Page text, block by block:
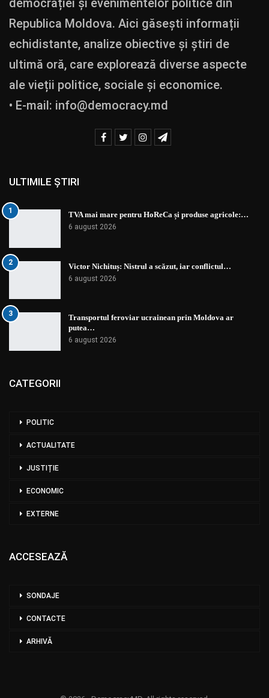
Republica Moldova. Aici găsești informații
echidistante, analize obiective și știri de
ultimă oră, care explorează diverse aspecte
ale vieții politice, sociale și economice.
• E-mail: info@democracy.md
ULTIMILE ȘTIRI
1 TVA mai mare pentru HoReCa și produse agricole:…
6 august 2026
2 Victor Nichituș: Nistrul a scăzut, iar conflictul…
6 august 2026
3
Transportul feroviar ucrainean prin Moldova ar
putea…
6 august 2026
CATEGORII
POLITIC
ACTUALITATE
JUSTIȚIE
ECONOMIC
EXTERNE
ACCESEAZĂ
SONDAJE
CONTACTE
ARHIVĂ